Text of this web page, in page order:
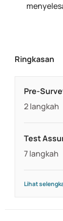
Ringkasan
Pre-
.
2 langkah
Test
.
7 langkah
Lihat